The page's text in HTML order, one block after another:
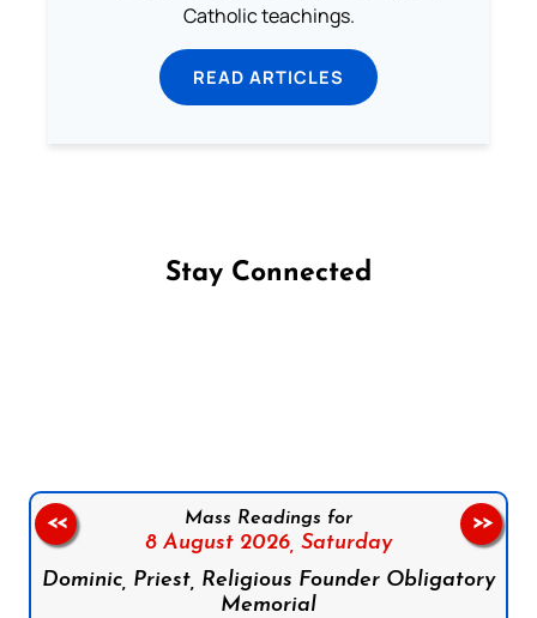
Catholic teachings.
READ ARTICLES
Stay Connected
Mass Readings for
8 August 2026, Saturday
Dominic, Priest, Religious Founder Obligatory
Memorial
<< >>